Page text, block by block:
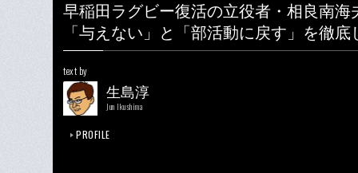
早稲田ラグビー復活の立役者・相良南海
「与えない」と「部活動に戻す」を徹底
text by
生島淳
Jun Ikushima
PROFILE